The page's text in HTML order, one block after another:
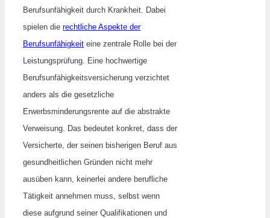
Berufsunfähigkeit durch Krankheit. Dabei
spielen die rechtliche Aspekte der
Berufsunfähigkeit eine zentrale Rolle bei der
Leistungsprüfung. Eine hochwertige
Berufsunfähigkeitsversicherung verzichtet
anders als die gesetzliche
Erwerbsminderungsrente auf die abstrakte
Verweisung. Das bedeutet konkret, dass der
Versicherte, der seinen bisherigen Beruf aus
gesundheitlichen Gründen nicht mehr
ausüben kann, keinerlei andere berufliche
Tätigkeit annehmen muss, selbst wenn
diese aufgrund seiner Qualifikationen und